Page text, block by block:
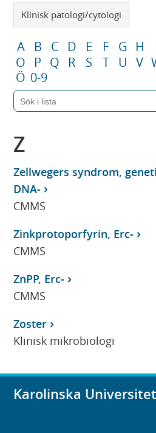
Klinisk patologi/cytologi
A B C D E F G H
O
P Q R S T U V
Ö 0-9
Z
Zellwegers syndrom,
DNA-
CMMS
Zinkprotoporfyrin, Erc-
CMMS
ZnPP, Erc-
CMMS
Zoster
Klinisk mikrobiologi
Karolinska